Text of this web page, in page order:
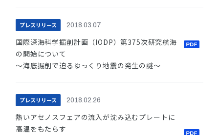
プレスリリース 2018.03.07
国際深海科学掘削計画（IODP）第375次研究航海
の開始について
～海底掘削で迫るゆっくり地震の発生の謎～
プレスリリース 2018.02.26
熱いアセノスフェアの流入が沈み込むプレートに
高温をもたらす